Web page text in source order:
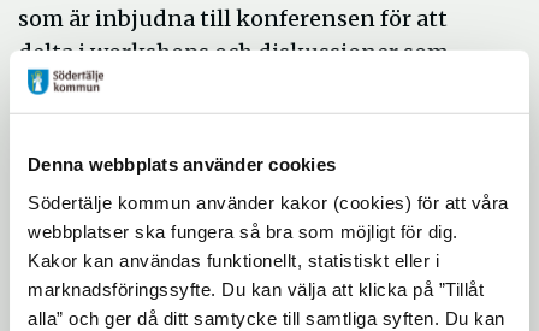
Denna webbplats använder cookies
Södertälje kommun använder kakor (cookies) för att våra
webbplatser ska fungera så bra som möjligt för dig.
Kakor kan användas funktionellt, statistiskt eller i
marknadsföringssyfte. Du kan välja att klicka på ”Tillåt
alla” och ger då ditt samtycke till samtliga syften. Du kan
som är inbjudna till konferensen för att
delta i workshops och diskussioner som
fokuserar på att förbättra kvaliteten i
undervisningen.
- Konferensen ger en bredd och ett djup till
det kollegiala lärandet då det finns
möjlighet att utbyta erfarenheter med
kollegor från hela landet och möjlighet att
knyta nya kontakter, säger Suzana Covic